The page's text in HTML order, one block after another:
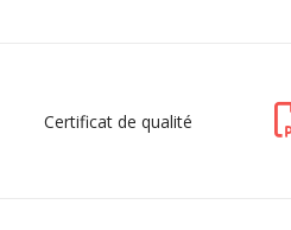
Certificat de qualité